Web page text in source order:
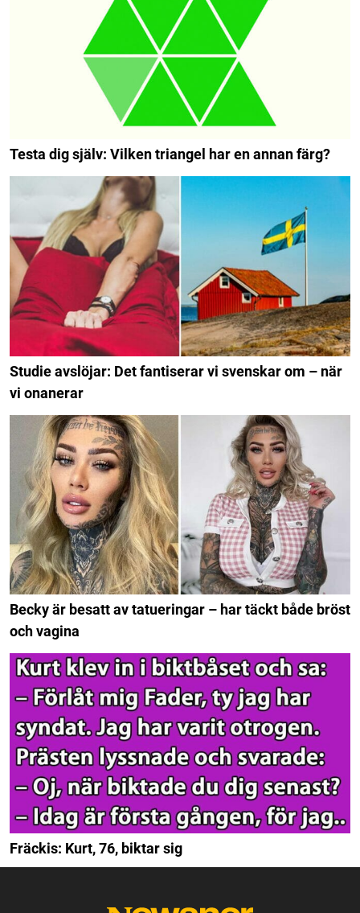
Testa dig själv: Vilken triangel har en annan färg?
Studie avslöjar: Det fantiserar vi svenskar om – när
vi onanerar
Becky är besatt av tatueringar – har täckt både bröst
och vagina
Fräckis: Kurt, 76, biktar sig